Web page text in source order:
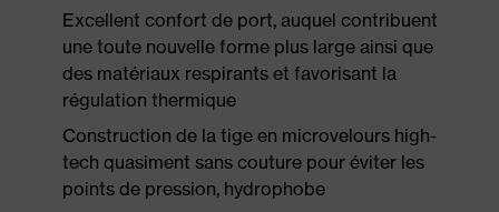
Excellent confort de port, auquel contribuent
une toute nouvelle forme plus large ainsi que
des matériaux respirants et favorisant la
régulation thermique
Construction de la tige en microvelours high-
tech quasiment sans couture pour éviter les
points de pression, hydrophobe